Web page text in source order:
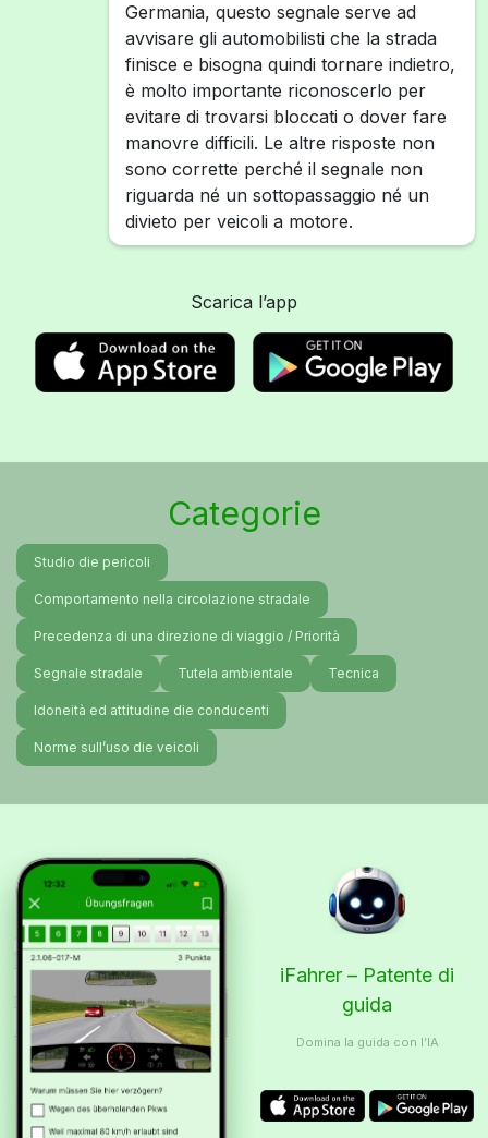
Germania, questo segnale serve ad
avvisare gli automobilisti che la strada
finisce e bisogna quindi tornare indietro,
è molto importante riconoscerlo per
evitare di trovarsi bloccati o dover fare
manovre difficili. Le altre risposte non
sono corrette perché il segnale non
riguarda né un sottopassaggio né un
divieto per veicoli a motore.
Scarica l’app
Categorie
Studio die pericoli
Comportamento nella circolazione stradale
Precedenza di una direzione di viaggio / Priorità
Segnale stradale Tutela ambientale Tecnica
Idoneità ed attitudine die conducenti
Norme sull’uso die veicoli
iFahrer – Patente di
guida
Domina la guida con l’IA